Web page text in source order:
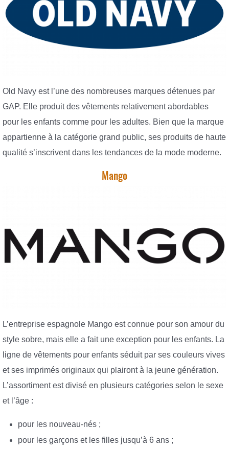
Old Navy est l’une des nombreuses marques détenues par
GAP. Elle produit des vêtements relativement abordables
pour les enfants comme pour les adultes. Bien que la marque
appartienne à la catégorie grand public, ses produits de haute
qualité s’inscrivent dans les tendances de la mode moderne.
Mango
L’entreprise espagnole Mango est connue pour son amour du
style sobre, mais elle a fait une exception pour les enfants. La
ligne de vêtements pour enfants séduit par ses couleurs vives
et ses imprimés originaux qui plairont à la jeune génération.
L’assortiment est divisé en plusieurs catégories selon le sexe
et l’âge :
pour les nouveau-nés ;
pour les garçons et les filles jusqu’à 6 ans ;